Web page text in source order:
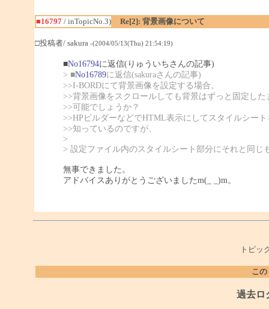
■16797/ inTopicNo.3) Re[2]: 背景画像について
□投稿者/ sakura -(2004/05/13(Thu) 21:54:19)
■No16794に返信(りゅういちさんの記事)
> ■No16789に返信(sakuraさんの記事)
>>I-BORDにて背景画像を設定する場合。
>>背景画像をスクロールしても背景はずっと固定した
>>可能でしょうか？
>>HPビルダーなどでHTML表示にしてスタイルシー
>>知っているのですが、
>
> 設定ファイル内のスタイルシート部分にそれと同じ
無事できました。
アドバイスありがとうございましたm(_ _)m。
トピッ
こ
過去ロ